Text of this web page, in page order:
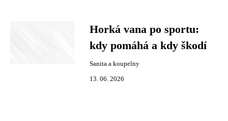
Horká vana po sportu:
kdy pomáhá a kdy škodí
Sanita a koupelny
13. 06. 2026